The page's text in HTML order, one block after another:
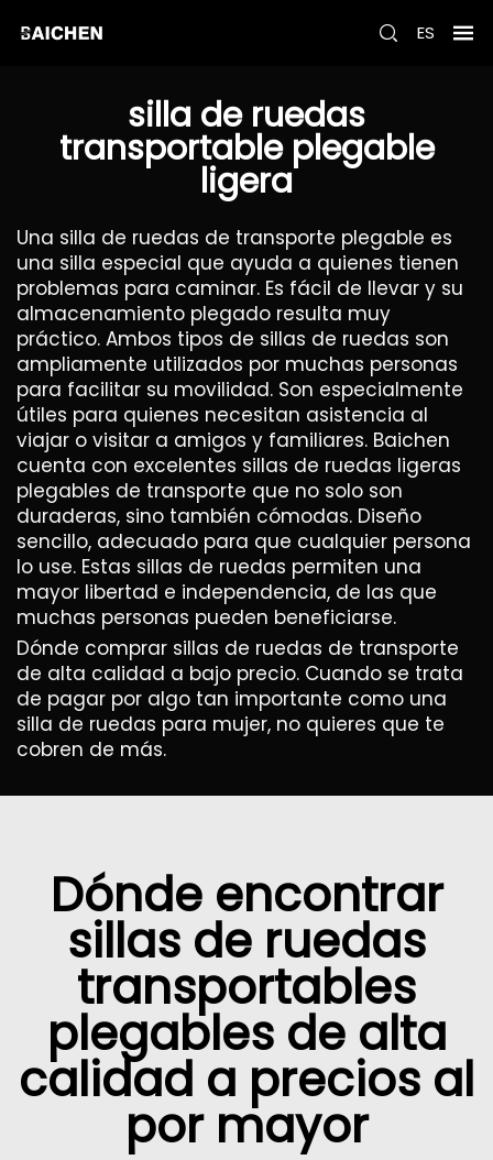
ES
silla de ruedas
transportable plegable
ligera
Una silla de ruedas de transporte plegable es
una silla especial que ayuda a quienes tienen
problemas para caminar. Es fácil de llevar y su
almacenamiento plegado resulta muy
práctico. Ambos tipos de sillas de ruedas son
ampliamente utilizados por muchas personas
para facilitar su movilidad. Son especialmente
útiles para quienes necesitan asistencia al
viajar o visitar a amigos y familiares. Baichen
cuenta con excelentes sillas de ruedas ligeras
plegables de transporte que no solo son
duraderas, sino también cómodas. Diseño
sencillo, adecuado para que cualquier persona
lo use. Estas sillas de ruedas permiten una
mayor libertad e independencia, de las que
muchas personas pueden beneficiarse.
Dónde comprar sillas de ruedas de transporte
de alta calidad a bajo precio. Cuando se trata
de pagar por algo tan importante como una
silla de ruedas para mujer, no quieres que te
cobren de más.
Dónde encontrar
sillas de ruedas
transportables
plegables de alta
calidad a precios al
por mayor